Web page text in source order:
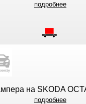
подробнее
на SKODA
подробнее